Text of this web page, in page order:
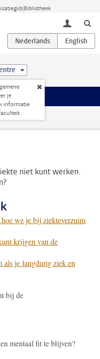
Bibliotheek
toggle
je
informatie
niet kunt werken.
we je bij ziekteverzuim
krijgen van de
als je langdurig ziek en
bij de
mentaal fit te blijven?